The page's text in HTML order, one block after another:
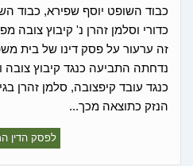
כבוד השופט יוסף שפירא, כבוד
כדורי וסלמן זהרן נ' קיבוץ צובה
זה ערעור על פסק דינו של בית
נדחתה התביעה כנגד קיבוץ
כנגד עובד קיפצובה, סלמן זהרן
הנזק כתוצאה מכך...
לפסק הדין